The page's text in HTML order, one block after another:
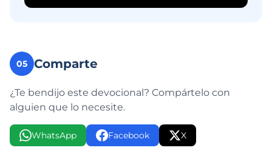
05 Comparte
¿Te bendijo este devocional? Compártelo con
alguien que lo necesite.
WhatsApp Facebook X